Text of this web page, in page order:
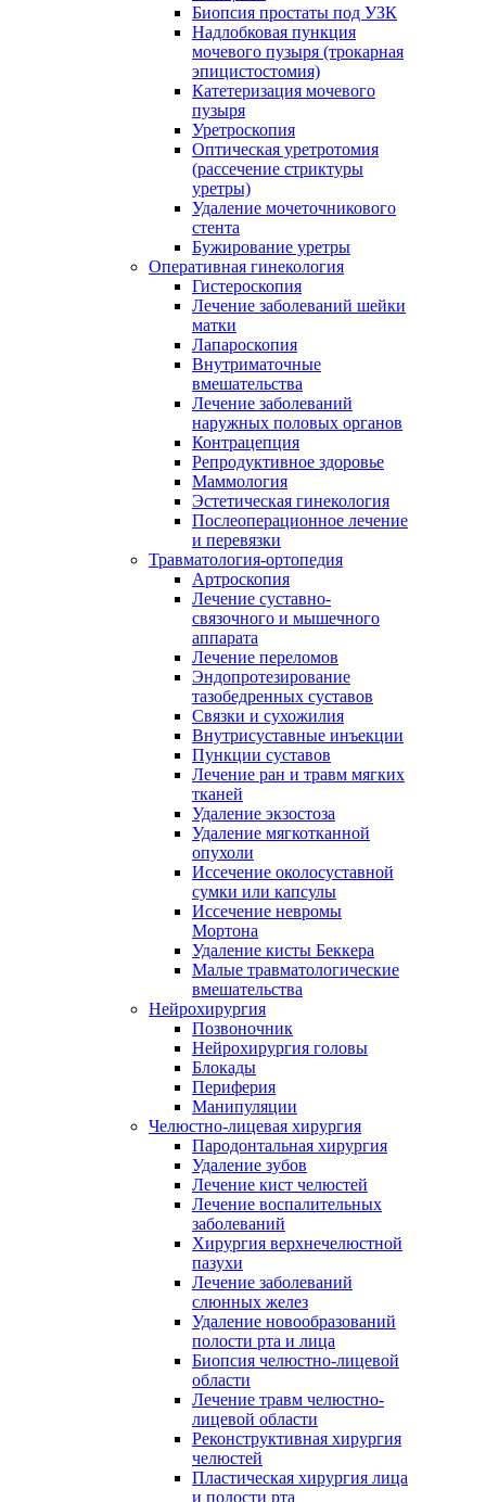
Биопсия простаты под УЗК
Надлобковая пункция
мочевого пузыря (трокарная
эпицистостомия)
Катетеризация мочевого
пузыря
Уретроскопия
Оптическая уретротомия
(рассечение стриктуры
уретры)
Удаление мочеточникового
стента
Бужирование уретры
Оперативная гинекология
Гистероскопия
Лечение заболеваний шейки
матки
Лапароскопия
Внутриматочные
вмешательства
Лечение заболеваний
наружных половых органов
Контрацепция
Репродуктивное здоровье
Маммология
Эстетическая гинекология
Послеоперационное лечение
и перевязки
Травматология-ортопедия
Артроскопия
Лечение суставно-
связочного и мышечного
аппарата
Лечение переломов
Эндопротезирование
тазобедренных суставов
Связки и сухожилия
Внутрисуставные инъекции
Пункции суставов
Лечение ран и травм мягких
тканей
Удаление экзостоза
Удаление мягкотканной
опухоли
Иссечение околосуставной
сумки или капсулы
Иссечение невромы
Мортона
Удаление кисты Беккера
Малые травматологические
вмешательства
Нейрохирургия
Позвоночник
Нейрохирургия головы
Блокады
Периферия
Манипуляции
Челюстно-лицевая хирургия
Пародонтальная хирургия
Удаление зубов
Лечение кист челюстей
Лечение воспалительных
заболеваний
Хирургия верхнечелюстной
пазухи
Лечение заболеваний
слюнных желез
Удаление новообразований
полости рта и лица
Биопсия челюстно-лицевой
области
Лечение травм челюстно-
лицевой области
Реконструктивная хирургия
челюстей
Пластическая хирургия лица
и полости рта